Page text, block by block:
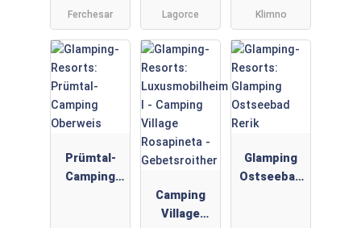
Ferchesar Lagorce Klimno
Prümtal-
Camping
Camping
Village
Glamping
Ostseebad